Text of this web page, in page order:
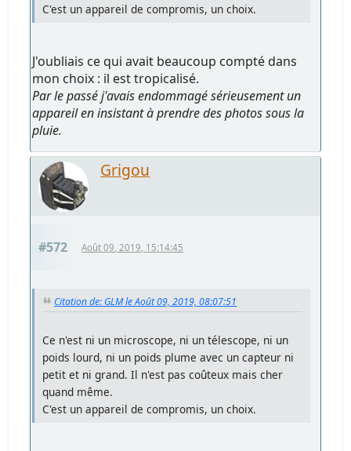
C'est un appareil de compromis, un choix.
J'oubliais ce qui avait beaucoup compté dans
mon choix : il est tropicalisé.
Par le passé j'avais endommagé sérieusement un
appareil en insistant à prendre des photos sous la
pluie.
Grigou
#572 Août 09, 2019, 15:14:45
Citation de: GLM le Août 09, 2019, 08:07:51
Ce n'est ni un microscope, ni un télescope, ni un
poids lourd, ni un poids plume avec un capteur ni
petit et ni grand. Il n'est pas coûteux mais cher
quand même.
C'est un appareil de compromis, un choix.